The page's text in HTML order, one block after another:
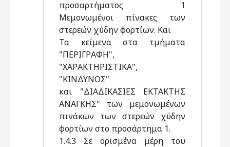
προσαρτήματος 1
Μεμονωμένοι πίνακες των
στερεών χύδην φορτίων. Και
Τα κείμενα στα τμήματα
"ΠΕΡΙΓΡΑΦΗ",
"ΧΑΡΑΚΤΗΡΙΣΤΙΚΑ",
"ΚΙΝΔΥΝΟΣ"
και "ΔΙΑΔΙΚΑΣΙΕΣ ΕΚΤΑΚΤΗΣ
ΑΝΑΓΚΗΣ" των μεμονωμένων
πινάκων των στερεών χύδην
φορτίων στο προσάρτημα 1.
1.4.3 Σε ορισμένα μέρη του